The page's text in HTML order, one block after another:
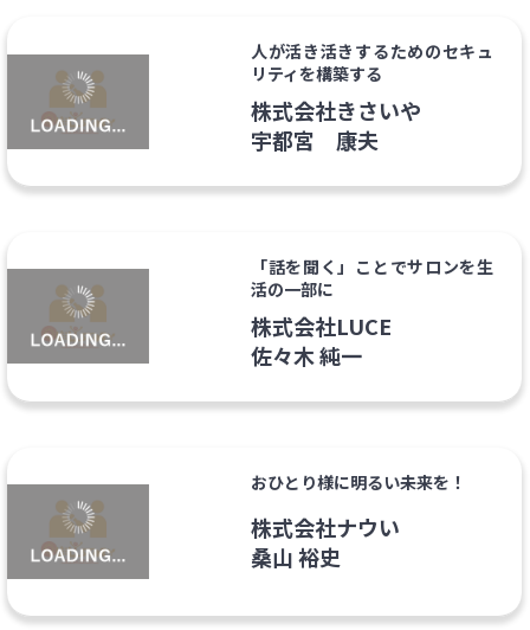
人が活き活きするためのセキュ
リティを構築する
株式会社きさいや
宇都宮 康夫
「話を聞く」ことでサロンを生
活の一部に
株式会社LUCE
佐々木 純一
おひとり様に明るい未来を！
株式会社ナウい
桑山 裕史